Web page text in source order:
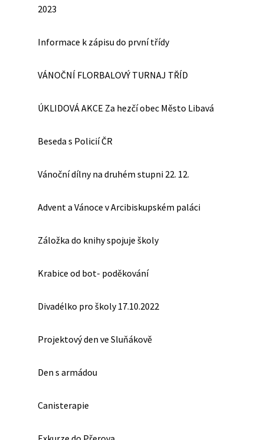
2023
Informace k zápisu do první třídy
VÁNOČNÍ FLORBALOVÝ TURNAJ TŘÍD
ÚKLIDOVÁ AKCE Za hezčí obec Město Libavá
Beseda s Policií ČR
Vánoční dílny na druhém stupni 22. 12.
Advent a Vánoce v Arcibiskupském paláci
Záložka do knihy spojuje školy
Krabice od bot- poděkování
Divadélko pro školy 17.10.2022
Projektový den ve Sluňákově
Den s armádou
Canisterapie